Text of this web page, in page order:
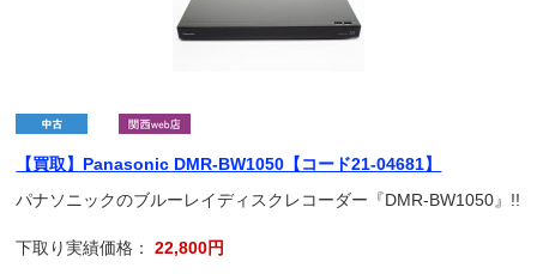
【買取】Panasonic DMR-BW1050【コード21-04681】
パナソニックのブルーレイディスクレコーダー『DMR-BW1050』!!
下取り実績価格：22,800円